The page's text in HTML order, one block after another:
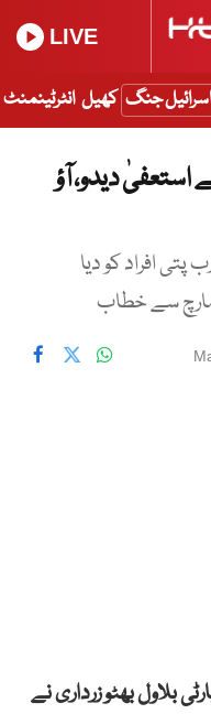
LIVE
اسرائیل جنگ کھیل انٹرٹینمنٹ
دیدو، آؤ
افراد کو دیا
مارچ سے خطاب
بلاول بھٹو زرداری نے